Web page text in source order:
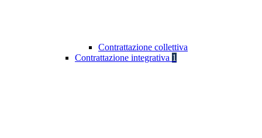
Contrattazione collettiva
Contrattazione integrativa 1